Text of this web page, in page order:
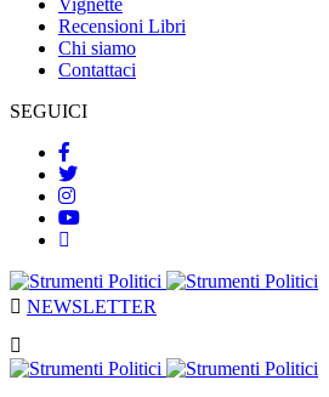
Vignette
Recensioni Libri
Chi siamo
Contattaci
SEGUICI
NEWSLETTER